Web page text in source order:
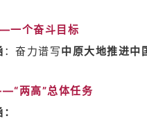
一个奋斗目标
：奋力谱写中原大地推进中
两高”总体任务
：